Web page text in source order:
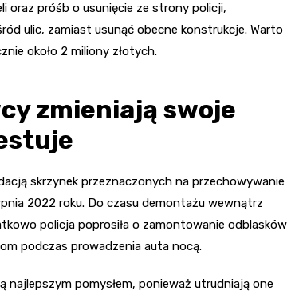
oraz próśb o usunięcie ze strony policji,
ulic, zamiast usunąć obecne konstrukcje. Warto
około 2 miliony złotych.
zmieniają swoje
skrzynek przeznaczonych na przechowywanie
2022 roku. Do czasu demontażu wewnątrz
policja poprosiła o zamontowanie odblasków
podczas prowadzenia auta nocą.
najlepszym pomysłem, ponieważ utrudniają one